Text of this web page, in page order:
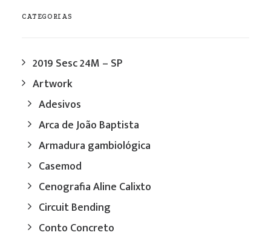
CATEGORIAS
2019 Sesc 24M – SP
Artwork
Adesivos
Arca de João Baptista
Armadura gambiológica
Casemod
Cenografia Aline Calixto
Circuit Bending
Conto Concreto